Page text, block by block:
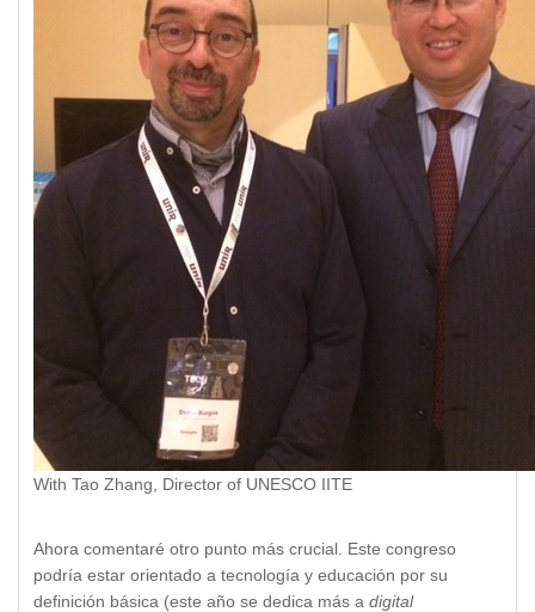
With Tao Zhang, Director of UNESCO IITE
Ahora comentaré otro punto más crucial. Este congreso
podría estar orientado a tecnología y educación por su
definición básica (este año se dedica más a digital